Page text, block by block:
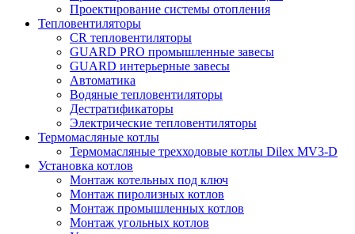
Проектирование системы отопления
Тепловентиляторы
CR тепловентиляторы
GUARD PRO промышленные завесы
GUARD интерьерные завесы
Автоматика
Водяные тепловентиляторы
Дестратификаторы
Электрические тепловентиляторы
Термомасляные котлы
Термомасляные трехходовые котлы Dilex MV3-D
Установка котлов
Монтаж котельных под ключ
Монтаж пиролизных котлов
Монтаж промышленных котлов
Монтаж угольных котлов